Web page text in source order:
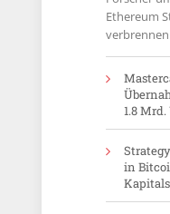
Ethereum
ab 60.25
1.8 Mrd.
in